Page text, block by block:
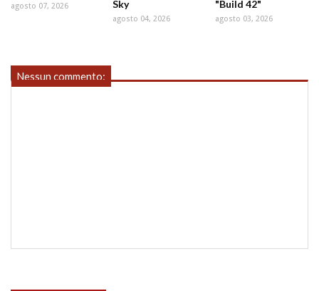
agosto 07, 2026 Sky
agosto 04, 2026
"Build 42"
agosto 03, 2026
Nessun commento: